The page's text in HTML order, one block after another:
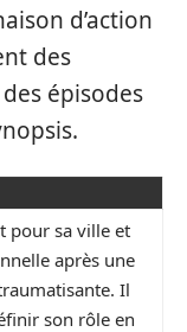
d’action
des
épisodes
pour sa ville et
après une
Il
son rôle en